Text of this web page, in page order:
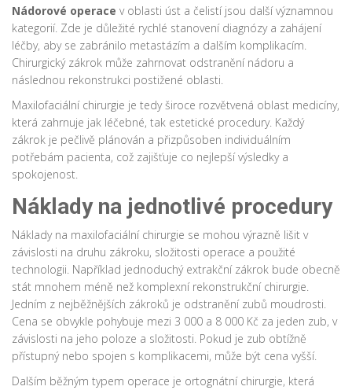
Nádorové operace v oblasti úst a čelistí jsou další významnou
kategorií. Zde je důležité rychlé stanovení diagnózy a zahájení
léčby, aby se zabránilo metastázím a dalším komplikacím.
Chirurgický zákrok může zahrnovat odstranění nádoru a
následnou rekonstrukci postižené oblasti.
Maxilofaciální chirurgie je tedy široce rozvětvená oblast medicíny,
která zahrnuje jak léčebné, tak estetické procedury. Každý
zákrok je pečlivě plánován a přizpůsoben individuálním
potřebám pacienta, což zajišťuje co nejlepší výsledky a
spokojenost.
Náklady na jednotlivé procedury
Náklady na maxilofaciální chirurgie se mohou výrazně lišit v
závislosti na druhu zákroku, složitosti operace a použité
technologii. Například jednoduchý extrakční zákrok bude obecně
stát mnohem méně než komplexní rekonstrukční chirurgie.
Jedním z nejběžnějších zákroků je odstranění zubů moudrosti.
Cena se obvykle pohybuje mezi 3 000 a 8 000 Kč za jeden zub, v
závislosti na jeho poloze a složitosti. Pokud je zub obtížně
přístupný nebo spojen s komplikacemi, může být cena vyšší.
Dalším běžným typem operace je ortognátní chirurgie, která